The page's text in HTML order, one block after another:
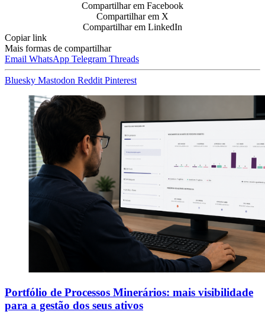
Compartilhar em Facebook
Compartilhar em X
Compartilhar em LinkedIn
Copiar link
Mais formas de compartilhar
Email WhatsApp Telegram Threads
Bluesky Mastodon Reddit Pinterest
Portfólio de Processos Minerários: mais visibilidade
para a gestão dos seus ativos